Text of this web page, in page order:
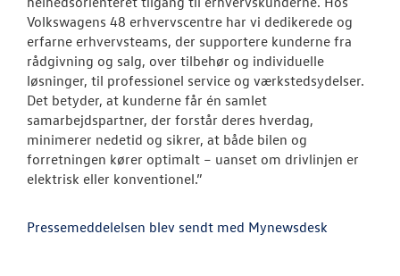
Volkswagens 48 erhvervscentre har vi dedikerede og
erfarne erhvervsteams, der supportere kunderne fra
rådgivning og salg, over tilbehør og individuelle
løsninger, til professionel service og værkstedsydelser.
Det betyder, at kunderne får én samlet
samarbejdspartner, der forstår deres hverdag,
minimerer nedetid og sikrer, at både bilen og
forretningen kører optimalt – uanset om drivlinjen er
elektrisk eller konventionel.”
Pressemeddelelsen blev sendt med Mynewsdesk